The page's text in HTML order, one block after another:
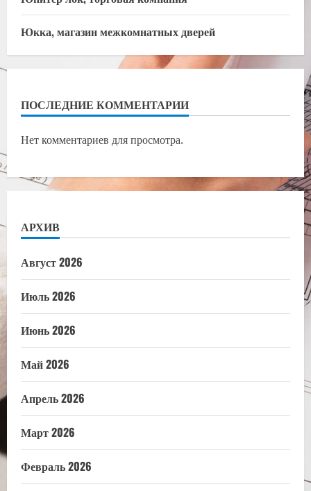
Юкка, магазин межкомнатных дверей
ПОСЛЕДНИЕ КОММЕНТАРИИ
Нет комментариев для просмотра.
АРХИВ
Август 2026
Июль 2026
Июнь 2026
Май 2026
Апрель 2026
Март 2026
Февраль 2026